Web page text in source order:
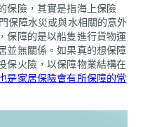
保險，其實是指海上保險
保障水災或與水相關的意外
保障的是以船隻進行貨物運
並無關係。如果真的想保障
保火險，以保障物業結構在
是家居保險會有所保障的常